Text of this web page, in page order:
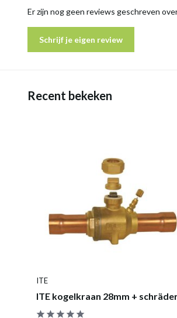
Er zijn nog geen reviews geschreven
Schrijf je eigen review
Recent bekeken
ITE
ITE kogelkraan 28mm +